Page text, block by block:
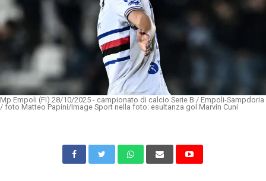
Mp Empoli (FI) 28/10/2025 - campionato di calcio Serie B / Empoli-Sampdoria
/ foto Matteo Papini/Image Sport nella foto: esultanza gol Marvin Cuni